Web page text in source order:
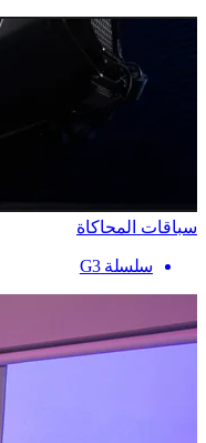
سباقات المحاكاة
سلسلة G3